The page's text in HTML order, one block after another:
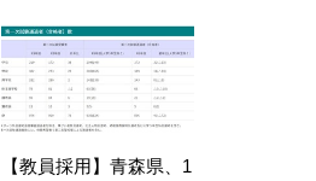
【教員採用】青森県、1